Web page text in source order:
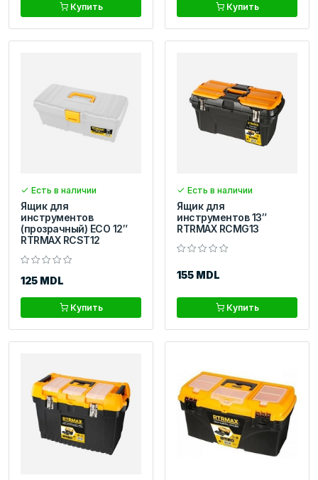
Купить Купить
Есть в наличии
Ящик для
инструментов
(прозрачный) ECO 12″
RTRMAX RCST12
125 MDL
Купить
Есть в наличии
Ящик для
инструментов 13″
RTRMAX RCMG13
155 MDL
Купить